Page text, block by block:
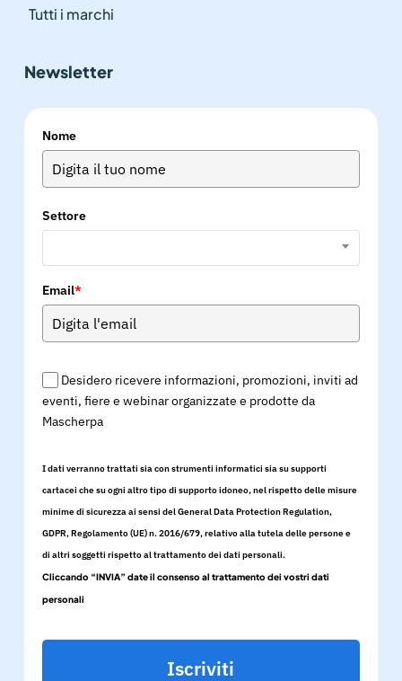
Tutti i marchi
Newsletter
Nome
Settore
Email*
Desidero ricevere informazioni, promozioni, inviti ad
eventi, fiere e webinar organizzate e prodotte da
Mascherpa
I dati verranno trattati sia con strumenti informatici sia su supporti
cartacei che su ogni altro tipo di supporto idoneo, nel rispetto delle misure
minime di sicurezza ai sensi del General Data Protection Regulation,
GDPR, Regolamento (UE) n. 2016/679, relativo alla tutela delle persone e
di altri soggetti rispetto al trattamento dei dati personali.
Cliccando “INVIA” date il consenso al trattamento dei vostri dati
personali
Iscriviti